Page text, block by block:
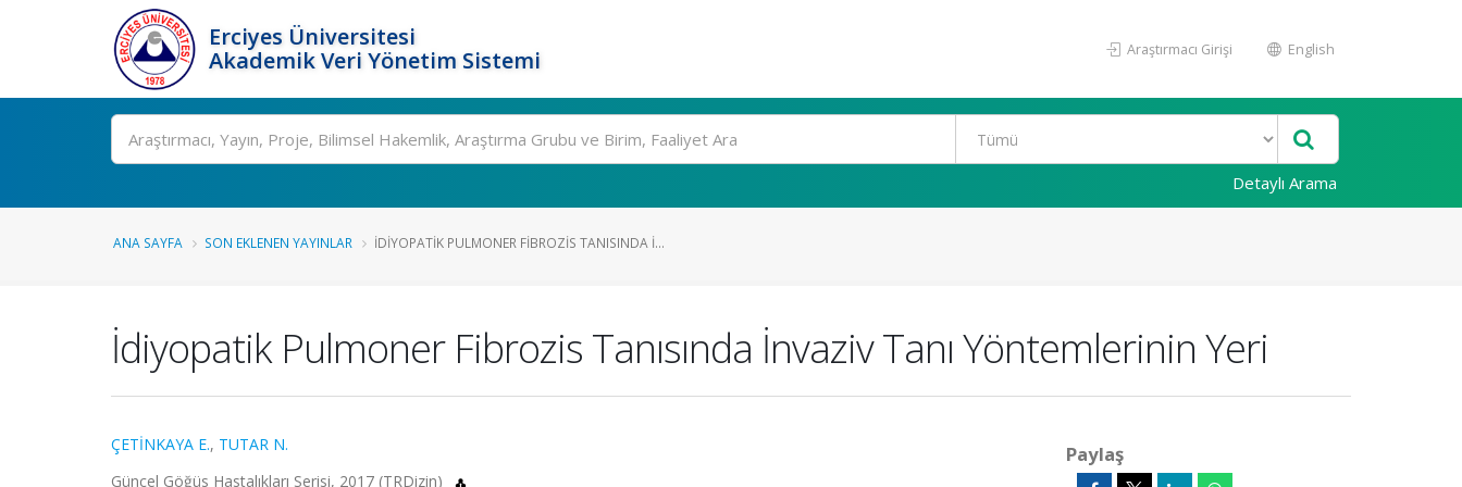
Erciyes Üniversitesi
Akademik Veri Yönetim Sistemi
Araştırmacı Girişi English
Ara
Detaylı Arama
ANA SAYFA SON EKLENEN YAYINLAR İDIYOPATIK PULMONER FIBROZIS TANISINDA İ...
İdiyopatik Pulmoner Fibrozis Tanısında İnvaziv Tanı Yöntemlerinin Yeri
ÇETİNKAYA E., TUTAR N.
Güncel Göğüs Hastalıkları Serisi, 2017 (TRDizin)
Paylaş